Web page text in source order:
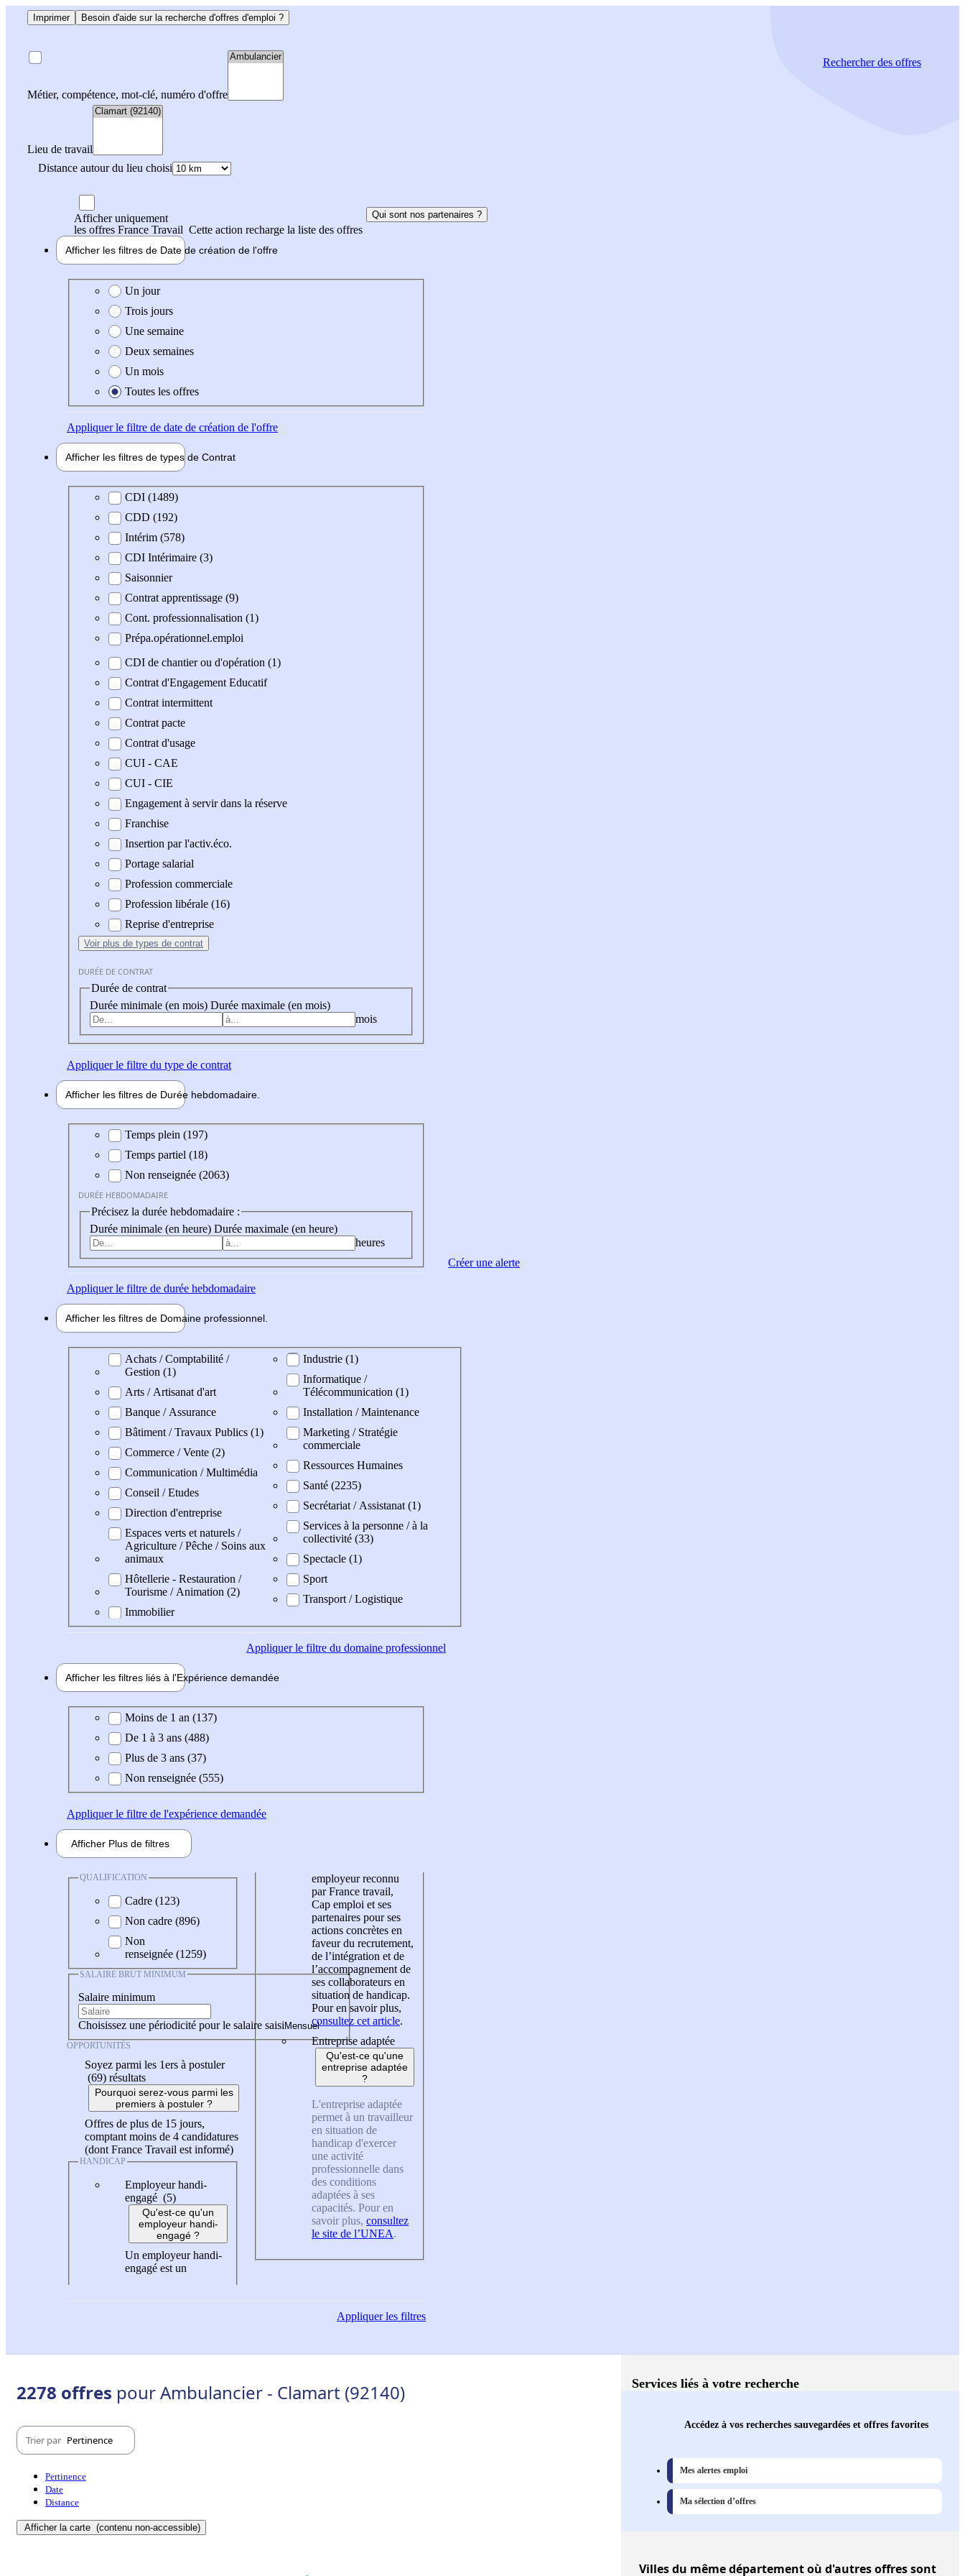
Imprimer Besoin d'aide sur la recherche d'offres d'emploi ?
Métier, compétence, mot-clé, numéro d'offre
Lieu de travail
Distance autour du lieu choisi
Rechercherdes offres
Afficher uniquement
les offres France Travail Cette action recharge la liste des offres
Qui sont nos partenaires ?
Afficher les filtres de Date de création de l'offre
Date de création de l'offre
Un jour
Trois jours
Une semaine
Deux semaines
Un mois
Toutes les offres
Appliquerle filtre de date de création de l'offre
Afficher les filtres de types de Contrat
Type de contratCDI (1489)
CDD (192)
Intérim (578)
CDI Intérimaire (3)
Saisonnier
Contrat apprentissage (9)
Cont. professionnalisation (1)
Prépa.opérationnel.emploi
CDI de chantier ou d'opération (1)
Contrat d'Engagement Educatif
Contrat intermittent
Contrat pacte
Contrat d'usage
CUI - CAE
CUI - CIE
Engagement à servir dans la réserve
Franchise
Insertion par l'activ.éco.
Portage salarial
Profession commerciale
Profession libérale (16)
Reprise d'entreprise
Voir plus de types de contrat
DURÉE DE CONTRAT
Durée de contrat
Durée minimale (en mois) Durée maximale (en mois)
mois
Appliquerle filtre du type de contrat
Afficher les filtres de Durée hebdomadaire
Durée hebdomadaire
Temps plein (197)
Temps partiel (18)
Non renseignée (2063)
DURÉE HEBDOMADAIRE
Précisez la durée hebdomadaire :
Durée minimale (en heure) Durée maximale (en heure)
heures
Appliquerle filtre de durée hebdomadaire
Afficher les filtres de Domaine professionnel
Domaine professionel
Achats / Comptabilité /
Gestion (1)
Arts / Artisanat d'art
Banque / Assurance
Bâtiment / Travaux Publics (1)
Commerce / Vente (2)
Communication / Multimédia
Conseil / Etudes
Direction d'entreprise
Espaces verts et naturels /
Agriculture / Pêche / Soins aux
animaux
Hôtellerie - Restauration /
Tourisme / Animation (2)
Immobilier
Industrie (1)
Informatique /
Télécommunication (1)
Installation / Maintenance
Marketing / Stratégie
commerciale
Ressources Humaines
Santé (2235)
Secrétariat / Assistanat (1)
Services à la personne / à la
collectivité (33)
Spectacle (1)
Sport
Transport / Logistique
Appliquerle filtre du domaine professionnel
Afficher les filtres liés à l'Expérience demandée
Expérience demandée
Moins de 1 an (137)
De 1 à 3 ans (488)
Plus de 3 ans (37)
Non renseignée (555)
Appliquerle filtre de l'expérience demandée
Afficher Plus de filtres
QUALIFICATION
Cadre (123)
Non cadre (896)
Non
renseignée (1259)
SALAIRE BRUT MINIMUM
Salaire minimum
Choisissez une périodicité pour le salaire saisi
OPPORTUNITÉS
Soyez parmi les 1ers à postuler
(69) résultats
Pourquoi serez-vous parmi les
premiers à postuler ?
Offres de plus de 15 jours,
comptant moins de 4 candidatures
(dont France Travail est informé)
HANDICAP
Employeur handi-
engagé (5)
Qu'est-ce qu'un
employeur handi-
engagé ?
Un employeur handi-
engagé est un
employeur reconnu
par France travail,
Cap emploi et ses
partenaires pour ses
actions concrètes en
faveur du recrutement,
de l’intégration et de
l’accompagnement de
ses collaborateurs en
situation de handicap.
Pour en savoir plus,
consultez cet article.
Entreprise adaptée
Qu'est-ce qu'une
entreprise adaptée
?
L'entreprise adaptée
permet à un travailleur
en situation de
handicap d'exercer
une activité
professionnelle dans
des conditions
adaptées à ses
capacités. Pour en
savoir plus, consultez
le site de l’UNEA.
Appliquerles filtres
Créer une alerte
2278 offres pour Ambulancier - Clamart (92140)
Trier par Pertinence
Pertinence
Date
Distance
Afficher la carte (contenu non-accessible)
Services liés à votre recherche
Accédez à vos recherches sauvegardées et offres favorites
Mes alertes emploi
Ma sélection d’offres
Villesdu même département où d'autres offres sont